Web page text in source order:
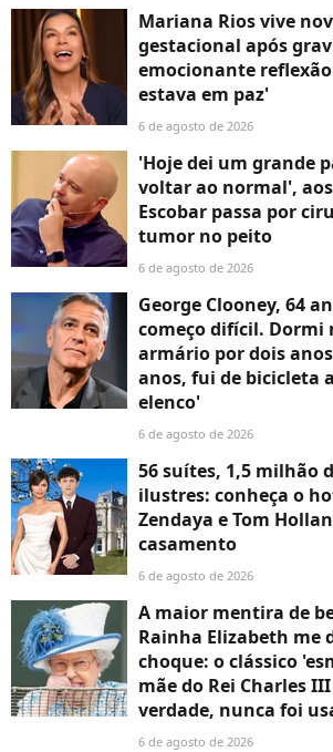
Mariana Rios vive
gestacional após
emocionante
estava em paz'
6 de agosto de 2026
'Hoje dei um grande
voltar ao normal',
Escobar passa por
tumor no peito
6 de agosto de 2026
George Clooney, 64
começo difícil. Dormi
armário por dois
anos, fui de bicicleta
elenco'
6 de agosto de 2026
56 suítes, 1,5 milhão
ilustres: conheça o
Zendaya e Tom
casamento
6 de agosto de 2026
A maior mentira de
Rainha Elizabeth me
choque: o clássico
mãe do Rei Charles
verdade, nunca foi
6 de agosto de 2026